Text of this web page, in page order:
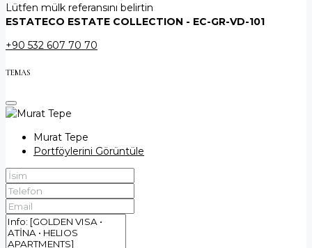
Lütfen mülk referansını belirtin
ESTATECO ESTATE COLLECTION - EC-GR-VD-101
+90 532 607 70 70
TEMAS
Murat Tepe
Portföylerini Görüntüle